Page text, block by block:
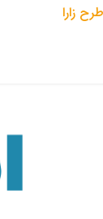
زارا